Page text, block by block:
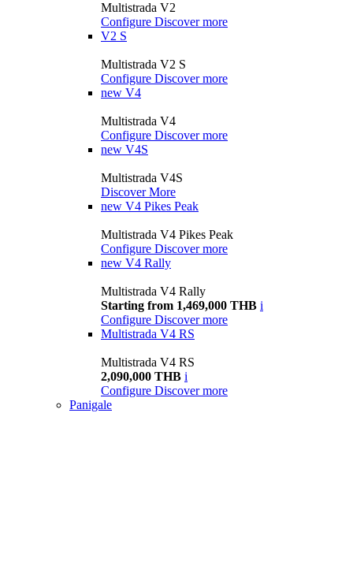
Multistrada V2
Configure Discover more
V2 S
Multistrada V2 S
Configure Discover more
new V4
Multistrada V4
Configure Discover more
new V4S
Multistrada V4S
Discover More
new V4 Pikes Peak
Multistrada V4 Pikes Peak
Configure Discover more
new V4 Rally
Multistrada V4 Rally
Starting from 1,469,000 THB i
Configure Discover more
Multistrada V4 RS
Multistrada V4 RS
2,090,000 THB i
Configure Discover more
Panigale